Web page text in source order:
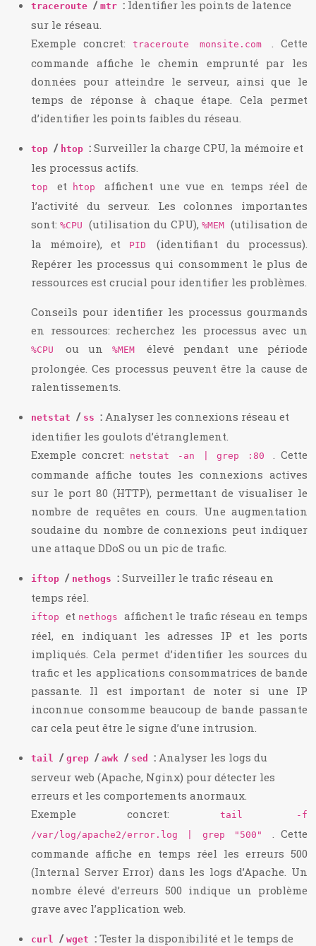
traceroute / mtr : Identifier les points de latence
sur le réseau.
Exemple concret:traceroute monsite.com . Cette
commande affiche le chemin emprunté par les
données pour atteindre le serveur, ainsi que le
temps de réponse à chaque étape. Cela permet
d’identifier les points faibles du réseau.
top / htop : Surveiller la charge CPU, la mémoire et
les processus actifs.
top et htopaffichent une vue en temps réel de
l’activité du serveur. Les colonnes importantes
sont:%CPU (utilisation du CPU),%MEM (utilisation de
la mémoire), et
PID(identifiant du processus).
Repérer les processus qui consomment le plus de
ressources est crucial pour identifier les problèmes.
Conseils pour identifier les processus gourmands
en ressources: recherchez les processus avec un
%CPU ou un %MEM élevé pendant une période
prolongée. Ces processus peuvent être la cause de
ralentissements.
netstat / ss : Analyser les connexions réseau et
identifier les goulots d’étranglement.
Exemple concret:
netstat -an | grep :80. Cette
commande affiche toutes les connexions actives
sur le port 80 (HTTP), permettant de visualiser le
nombre de requêtes en cours. Une augmentation
soudaine du nombre de connexions peut indiquer
une attaque DDoS ou un pic de trafic.
iftop / nethogs : Surveiller le trafic réseau en
temps réel.
iftop et nethogs affichent le trafic réseau en temps
réel, en indiquant les adresses IP et les ports
impliqués. Cela permet d’identifier les sources du
trafic et les applications consommatrices de bande
passante. Il est important de noter si une IP
inconnue consomme beaucoup de bande passante
car cela peut être le signe d’une intrusion.
tail / grep / awk / sed : Analyser les logs du
serveur web (Apache, Nginx) pour détecter les
erreurs et les comportements anormaux.
Exemple concret:
tail -f
/var/log/apache2/error.log | grep "500" . Cette
commande affiche en temps réel les erreurs 500
(Internal Server Error) dans les logs d’Apache. Un
nombre élevé d’erreurs 500 indique un problème
grave avec l’application web.
curl / wget : Tester la disponibilité et le temps de